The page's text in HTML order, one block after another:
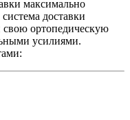
максимально
доставки
свою ортопедическую
усилиями.